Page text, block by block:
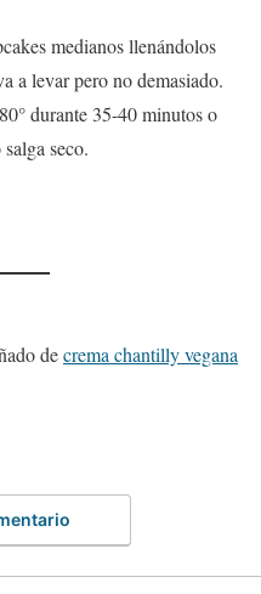
medianos llenándolos
a levar pero no demasiado.
durante 35-40 minutos o
seco.
decrema chantilly vegana